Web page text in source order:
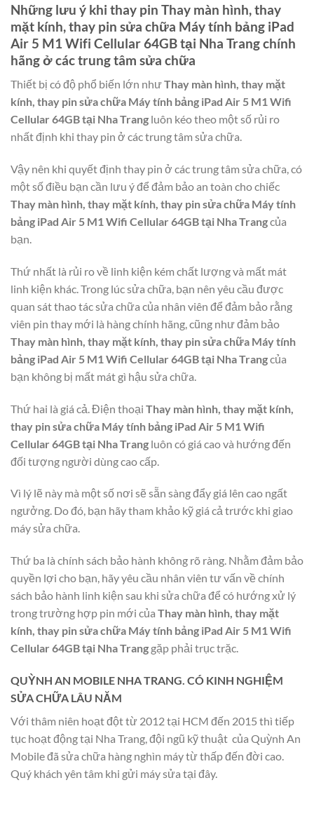
Những lưu ý khi thay pin Thay màn hình, thay
mặt kính, thay pin sửa chữa Máy tính bảng iPad
Air 5 M1 Wifi Cellular 64GB tại Nha Trangchính
hãng ở các trung tâm sửa chữa
Thiết bị có độ phổ biến lớn nhưThay màn hình, thay mặt
kính, thay pin sửa chữa Máy tính bảng iPad Air 5 M1 Wifi
Cellular 64GB tại Nha Trang luôn kéo theo một số rủi ro
nhất định khi thay pin ở các trung tâm sửa chữa.
Vậy nên khi quyết định thay pin ở các trung tâm sửa chữa, có
một số điều bạn cần lưu ý để đảm bảo an toàn cho chiếc
Thay màn hình, thay mặt kính, thay pin sửa chữa Máy tính
bảng iPad Air 5 M1 Wifi Cellular 64GB tại Nha Trangcủa
bạn.
Thứ nhất là rủi ro về linh kiện kém chất lượng và mất mát
linh kiện khác. Trong lúc sửa chữa, bạn nên yêu cầu được
quan sát thao tác sửa chữa của nhân viên để đảm bảo rằng
viên pin thay mới là hàng chính hãng, cũng như đảm bảo
Thay màn hình, thay mặt kính, thay pin sửa chữa Máy tính
bảng iPad Air 5 M1 Wifi Cellular 64GB tại Nha Trangcủa
bạn không bị mất mát gì hậu sửa chữa.
Thứ hai là giá cả. Điện thoại Thay màn hình, thay mặt kính,
thay pin sửa chữa Máy tính bảng iPad Air 5 M1 Wifi
Cellular 64GB tại Nha Trang luôn có giá cao và hướng đến
đối tượng người dùng cao cấp.
Vì lý lẽ này mà một số nơi sẽ sẵn sàng đẩy giá lên cao ngất
ngưởng. Do đó, bạn hãy tham khảo kỹ giá cả trước khi giao
máy sửa chữa.
Thứ ba là chính sách bảo hành không rõ ràng. Nhằm đảm bảo
quyền lợi cho bạn, hãy yêu cầu nhân viên tư vấn về chính
sách bảo hành linh kiện sau khi sửa chữa để có hướng xử lý
trong trường hợp pin mới của Thay màn hình, thay mặt
kính, thay pin sửa chữa Máy tính bảng iPad Air 5 M1 Wifi
Cellular 64GB tại Nha Trang gặp phải trục trặc.
QUỲNH AN MOBILE NHA TRANG. CÓ KINH NGHIỆM
SỬA CHỮA LÂU NĂM
Với thâm niên hoạt đột từ 2012 tại HCM đến 2015 thì tiếp
tục hoạt động tại Nha Trang, đội ngũ kỹ thuật của Quỳnh An
Mobile đã sửa chữa hàng nghìn máy từ thấp đến đời cao.
Quý khách yên tâm khi gửi máy sửa tại đây.